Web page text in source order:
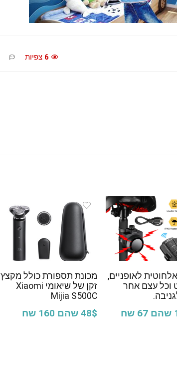
6 צפיות
לאופניים,
וכל עצם אחר
מכונת תספורת כולל מקצץ
זקן של שיאומי Xiaomi
Mijia S500C
48$ שהם 160 שח